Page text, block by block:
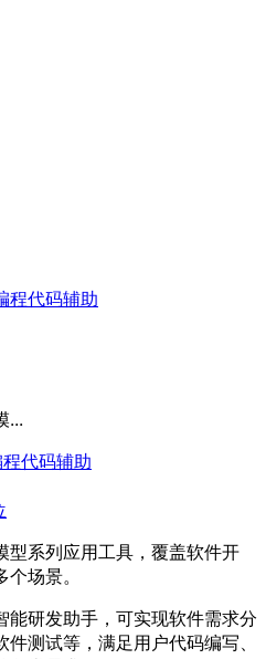
程代码辅助
...
代码辅助
型系列应用工具，覆盖软件开
个场景。
能研发助手，可实现软件需求分
测试等，满足用户代码编写、